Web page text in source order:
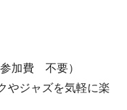
加費 不要）
やジャズを気軽に楽